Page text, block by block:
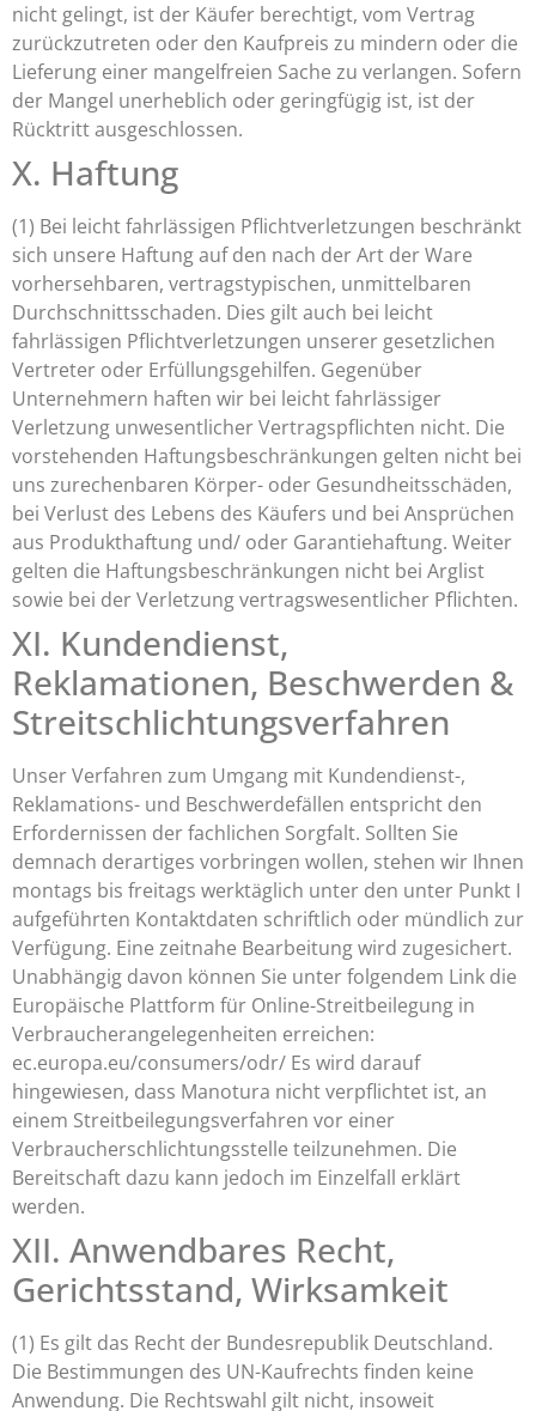
nicht gelingt, ist der Käufer berechtigt, vom Vertrag
zurückzutreten oder den Kaufpreis zu mindern oder die
Lieferung einer mangelfreien Sache zu verlangen. Sofern
der Mangel unerheblich oder geringfügig ist, ist der
Rücktritt ausgeschlossen.
X. Haftung
(1) Bei leicht fahrlässigen Pflichtverletzungen beschränkt
sich unsere Haftung auf den nach der Art der Ware
vorhersehbaren, vertragstypischen, unmittelbaren
Durchschnittsschaden. Dies gilt auch bei leicht
fahrlässigen Pflichtverletzungen unserer gesetzlichen
Vertreter oder Erfüllungsgehilfen. Gegenüber
Unternehmern haften wir bei leicht fahrlässiger
Verletzung unwesentlicher Vertragspflichten nicht. Die
vorstehenden Haftungsbeschränkungen gelten nicht bei
uns zurechenbaren Körper- oder Gesundheitsschäden,
bei Verlust des Lebens des Käufers und bei Ansprüchen
aus Produkthaftung und/ oder Garantiehaftung. Weiter
gelten die Haftungsbeschränkungen nicht bei Arglist
sowie bei der Verletzung vertragswesentlicher Pflichten.
XI. Kundendienst,
Reklamationen, Beschwerden &
Streitschlichtungsverfahren
Unser Verfahren zum Umgang mit Kundendienst-,
Reklamations- und Beschwerdefällen entspricht den
Erfordernissen der fachlichen Sorgfalt. Sollten Sie
demnach derartiges vorbringen wollen, stehen wir Ihnen
montags bis freitags werktäglich unter den unter Punkt I
aufgeführten Kontaktdaten schriftlich oder mündlich zur
Verfügung. Eine zeitnahe Bearbeitung wird zugesichert.
Unabhängig davon können Sie unter folgendem Link die
Europäische Plattform für Online-Streitbeilegung in
Verbraucherangelegenheiten erreichen:
ec.europa.eu/consumers/odr/ Es wird darauf
hingewiesen, dass Manotura nicht verpflichtet ist, an
einem Streitbeilegungsverfahren vor einer
Verbraucherschlichtungsstelle teilzunehmen. Die
Bereitschaft dazu kann jedoch im Einzelfall erklärt
werden.
XII. Anwendbares Recht,
Gerichtsstand, Wirksamkeit
(1) Es gilt das Recht der Bundesrepublik Deutschland.
Die Bestimmungen des UN-Kaufrechts finden keine
Anwendung. Die Rechtswahl gilt nicht, insoweit